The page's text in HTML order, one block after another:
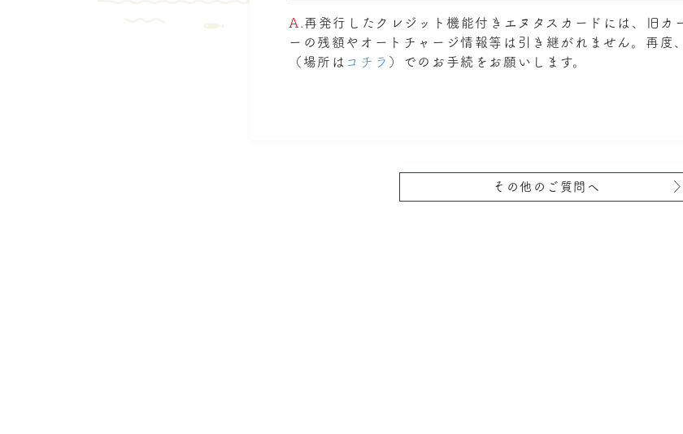
A. 再発行したクレジット機能付きエヌタスカードには、旧カ
ーの残額やオートチャージ情報等は引き継がれません。再度
（場所は コチラ ）でのお手続をお願いします。
その他のご質問へ